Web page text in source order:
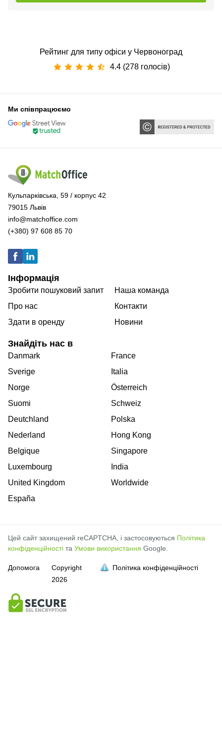
Рейтинг для типу офіси у Червоноград
4.4 (278 голосів)
Ми співпрацюємо
Кульпарківська, 59 / корпус 42
79015 Львів
info@matchoffice.com
(+380) 97 608 85 70
Інформація
Зробити пошуковий запит
Про нас
Здати в оренду
Наша команда
Контакти
Новини
Знайдіть нас в
Danmark
Sverige
Norge
Suomi
Deutchland
Nederland
Belgique
Luxembourg
United Kingdom
España
France
Italia
Österreich
Schweiz
Polska
Hong Kong
Singapore
India
Worldwide
Цей сайт захищений reCAPTCHA, і застосовуються Політика
конфіденційності та Умови використання Google.
Допомога
Copyright
2026
Політика конфіденційності